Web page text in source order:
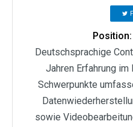
Position:
Deutschsprachige
Jahren Erfahrung
Schwerpunkte
sowie